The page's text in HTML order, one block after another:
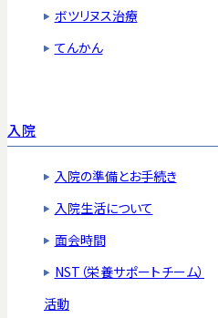
ボツリヌス治療
てんかん
入院
入院の準備とお手続き
入院生活について
面会時間
NST（栄養サポートチーム）
活動